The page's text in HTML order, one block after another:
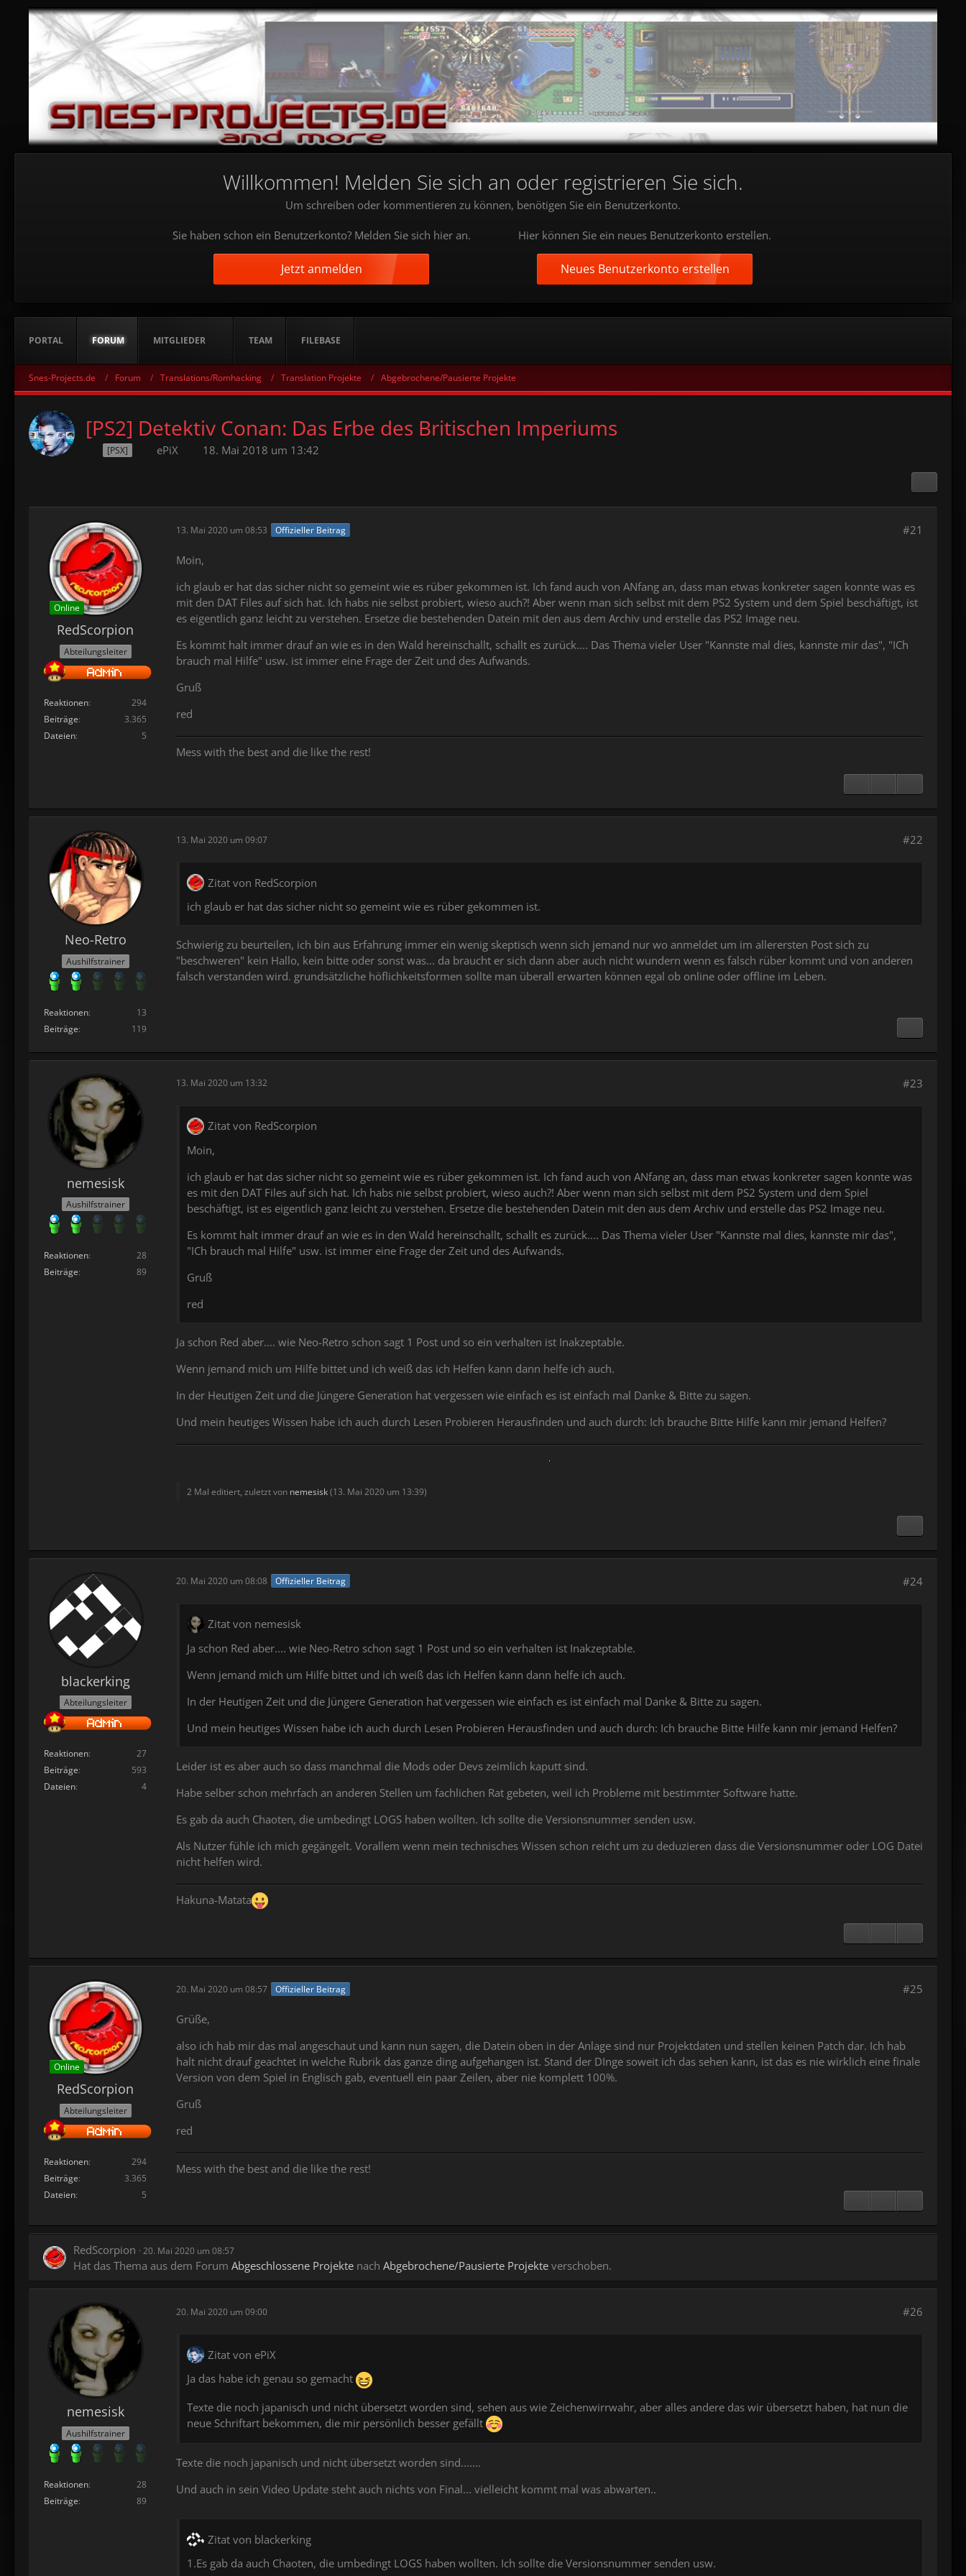
Willkommen! Melden Sie sich an oder registrieren Sie sich.
Um schreiben oder kommentieren zu können, benötigen Sie ein Benutzerkonto.
Sie haben schon ein Benutzerkonto? Melden Sie sich hier an.
Jetzt anmelden
Hier können Sie ein neues Benutzerkonto erstellen.
Neues Benutzerkonto erstellen
PORTAL FORUM MITGLIEDER TEAM FILEBASE
Snes-Projects.de Forum Translations/Romhacking Translation Projekte Abgebrochene/Pausierte Projekte
[PS2] Detektiv Conan: Das Erbe des Britischen Imperiums
[PSX] ePiX 18. Mai 2018 um 13:42
Online
RedScorpion
Abteilungsleiter
Reaktionen
294
Beiträge
3.365
Dateien
5
13. Mai 2020 um 08:53 Offizieller Beitrag #21
Moin,
ich glaub er hat das sicher nicht so gemeint wie es rüber gekommen ist. Ich fand auch von ANfang an, dass man etwas konkreter sagen konnte was es
mit den DAT Files auf sich hat. Ich habs nie selbst probiert, wieso auch?! Aber wenn man sich selbst mit dem PS2 System und dem Spiel beschäftigt, ist
es eigentlich ganz leicht zu verstehen. Ersetze die bestehenden Datein mit den aus dem Archiv und erstelle das PS2 Image neu.
Es kommt halt immer drauf an wie es in den Wald hereinschallt, schallt es zurück.... Das Thema vieler User "Kannste mal dies, kannste mir das", "ICh
brauch mal Hilfe" usw. ist immer eine Frage der Zeit und des Aufwands.
Gruß
red
Mess with the best and die like the rest!
Neo-Retro
Aushilfstrainer
Reaktionen
13
Beiträge
119
13. Mai 2020 um 09:07 #22
Zitat von RedScorpion
ich glaub er hat das sicher nicht so gemeint wie es rüber gekommen ist.
Schwierig zu beurteilen, ich bin aus Erfahrung immer ein wenig skeptisch wenn sich jemand nur wo anmeldet um im allerersten Post sich zu
"beschweren" kein Hallo, kein bitte oder sonst was... da braucht er sich dann aber auch nicht wundern wenn es falsch rüber kommt und von anderen
falsch verstanden wird. grundsätzliche höflichkeitsformen sollte man überall erwarten können egal ob online oder offline im Leben.
nemesisk
Aushilfstrainer
Reaktionen
28
Beiträge
89
13. Mai 2020 um 13:32 #23
Zitat von RedScorpion
Moin,
ich glaub er hat das sicher nicht so gemeint wie es rüber gekommen ist. Ich fand auch von ANfang an, dass man etwas konkreter sagen konnte was
es mit den DAT Files auf sich hat. Ich habs nie selbst probiert, wieso auch?! Aber wenn man sich selbst mit dem PS2 System und dem Spiel
beschäftigt, ist es eigentlich ganz leicht zu verstehen. Ersetze die bestehenden Datein mit den aus dem Archiv und erstelle das PS2 Image neu.
Es kommt halt immer drauf an wie es in den Wald hereinschallt, schallt es zurück.... Das Thema vieler User "Kannste mal dies, kannste mir das",
"ICh brauch mal Hilfe" usw. ist immer eine Frage der Zeit und des Aufwands.
Gruß
red
Ja schon Red aber.... wie Neo-Retro schon sagt 1 Post und so ein verhalten ist Inakzeptable.
Wenn jemand mich um Hilfe bittet und ich weiß das ich Helfen kann dann helfe ich auch.
In der Heutigen Zeit und die Jüngere Generation hat vergessen wie einfach es ist einfach mal Danke & Bitte zu sagen.
Und mein heutiges Wissen habe ich auch durch Lesen Probieren Herausfinden und auch durch: Ich brauche Bitte Hilfe kann mir jemand Helfen?
2 Mal editiert, zuletzt von nemesisk(13. Mai 2020 um 13:39)
blackerking
Abteilungsleiter
Reaktionen
27
Beiträge
593
Dateien
4
20. Mai 2020 um 08:08 Offizieller Beitrag #24
Zitat von nemesisk
Ja schon Red aber.... wie Neo-Retro schon sagt 1 Post und so ein verhalten ist Inakzeptable.
Wenn jemand mich um Hilfe bittet und ich weiß das ich Helfen kann dann helfe ich auch.
In der Heutigen Zeit und die Jüngere Generation hat vergessen wie einfach es ist einfach mal Danke & Bitte zu sagen.
Und mein heutiges Wissen habe ich auch durch Lesen Probieren Herausfinden und auch durch: Ich brauche Bitte Hilfe kann mir jemand Helfen?
Leider ist es aber auch so dass manchmal die Mods oder Devs zeimlich kaputt sind.
Habe selber schon mehrfach an anderen Stellen um fachlichen Rat gebeten, weil ich Probleme mit bestimmter Software hatte.
Es gab da auch Chaoten, die umbedingt LOGS haben wollten. Ich sollte die Versionsnummer senden usw.
Als Nutzer fühle ich mich gegängelt. Vorallem wenn mein technisches Wissen schon reicht um zu deduzieren dass die Versionsnummer oder LOG Datei
nicht helfen wird.
Hakuna-Matata
Online
RedScorpion
Abteilungsleiter
Reaktionen
294
Beiträge
3.365
Dateien
5
20. Mai 2020 um 08:57 Offizieller Beitrag #25
Grüße,
also ich hab mir das mal angeschaut und kann nun sagen, die Datein oben in der Anlage sind nur Projektdaten und stellen keinen Patch dar. Ich hab
halt nicht drauf geachtet in welche Rubrik das ganze ding aufgehangen ist. Stand der DInge soweit ich das sehen kann, ist das es nie wirklich eine finale
Version von dem Spiel in Englisch gab, eventuell ein paar Zeilen, aber nie komplett 100%.
Gruß
red
Mess with the best and die like the rest!
RedScorpion 20. Mai 2020 um 08:57
Hat das Thema aus dem Forum Abgeschlossene Projekte nach Abgebrochene/Pausierte Projekte verschoben.
nemesisk
Aushilfstrainer
Reaktionen
28
Beiträge
89
20. Mai 2020 um 09:00 #26
Zitat von ePiX
Ja das habe ich genau so gemacht
Texte die noch japanisch und nicht übersetzt worden sind, sehen aus wie Zeichenwirrwahr, aber alles andere das wir übersetzt haben, hat nun die
neue Schriftart bekommen, die mir persönlich besser gefällt
Texte die noch japanisch und nicht übersetzt worden sind.......
Und auch in sein Video Update steht auch nichts von Final... vielleicht kommt mal was abwarten..
Zitat von blackerking
1.Es gab da auch Chaoten, die umbedingt LOGS haben wollten. Ich sollte die Versionsnummer senden usw.